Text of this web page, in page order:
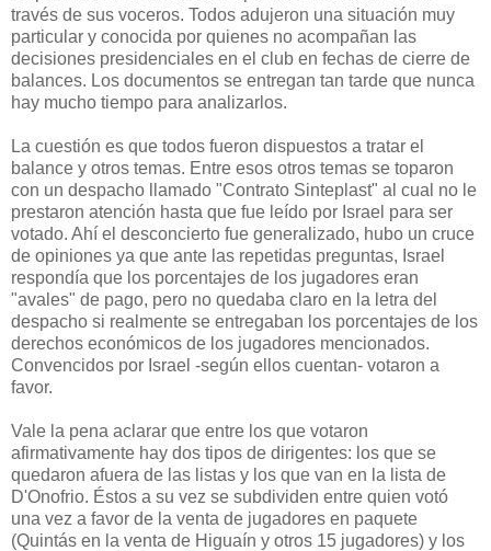
través de sus voceros. Todos adujeron una situación muy
particular y conocida por quienes no acompañan las
decisiones presidenciales en el club en fechas de cierre de
balances. Los documentos se entregan tan tarde que nunca
hay mucho tiempo para analizarlos.
La cuestión es que todos fueron dispuestos a tratar el
balance y otros temas. Entre esos otros temas se toparon
con un despacho llamado "Contrato Sinteplast" al cual no le
prestaron atención hasta que fue leído por Israel para ser
votado. Ahí el desconcierto fue generalizado, hubo un cruce
de opiniones ya que ante las repetidas preguntas, Israel
respondía que los porcentajes de los jugadores eran
"avales" de pago, pero no quedaba claro en la letra del
despacho si realmente se entregaban los porcentajes de los
derechos económicos de los jugadores mencionados.
Convencidos por Israel -según ellos cuentan- votaron a
favor.
Vale la pena aclarar que entre los que votaron
afirmativamente hay dos tipos de dirigentes: los que se
quedaron afuera de las listas y los que van en la lista de
D'Onofrio. Éstos a su vez se subdividen entre quien votó
una vez a favor de la venta de jugadores en paquete
(Quintás en la venta de Higuaín y otros 15 jugadores) y los